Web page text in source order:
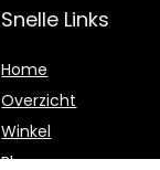
Snelle Links
Home
Overzicht
Winkel
Blogs